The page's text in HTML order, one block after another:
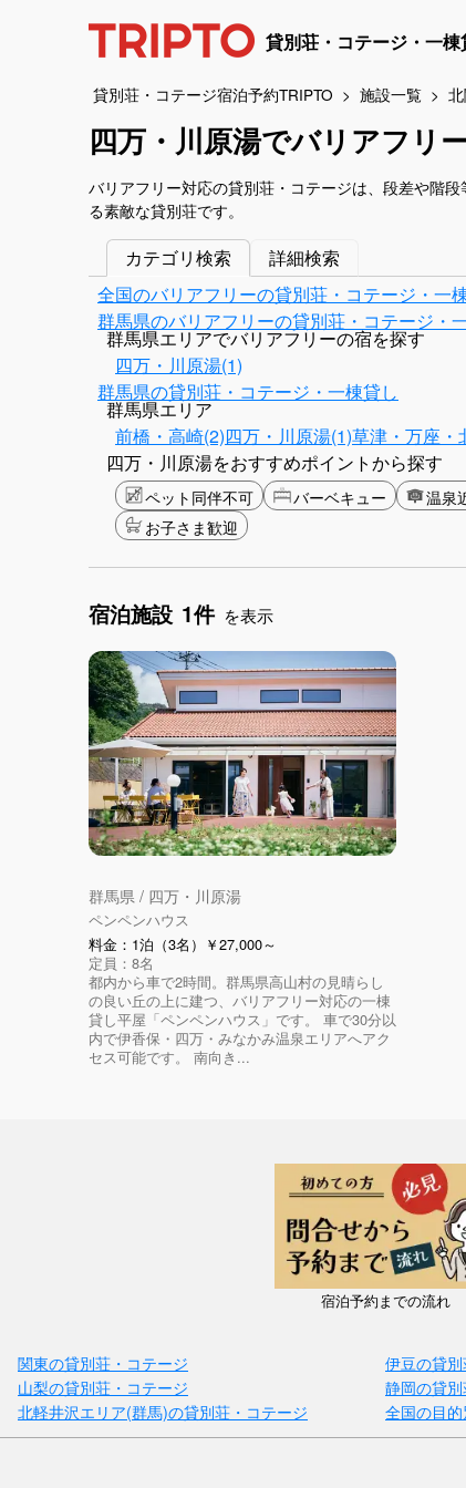
貸別荘・コテージ・一
貸別荘・コテージ宿泊予約TRIPTO 施設一覧
四万・川原湯でバリアフリ
バリアフリー対応の貸別荘・コテージは、段差や階
る素敵な貸別荘です。
カテゴリ検索
詳細検索
全国のバリアフリーの貸別荘・コテージ・一
群馬県のバリアフリーの貸別荘・コテージ・
群馬県エリアでバリアフリーの宿を探す
四万・川原湯(1)
群馬県の貸別荘・コテージ・一棟貸し
群馬県エリア
前橋・高崎(2)四万・川原湯(1)草津・万座・
四万・川原湯をおすすめポイントから探す
ペット同伴不可 バーベキュー 温泉
お子さま歓迎
宿泊施設 1件 を表示
群馬県 / 四万・川原湯
ペンペンハウス
料金：1泊（3名）￥27,000～
定員：8名
都内から車で2時間。群馬県高山村の見晴らし
の良い丘の上に建つ、バリアフリー対応の一棟
貸し平屋「ペンペンハウス」です。 車で30分以
内で伊香保・四万・みなかみ温泉エリアへアク
セス可能です。 南向き...
宿泊予約までの流れ
関東の貸別荘・コテージ 伊豆の貸
山梨の貸別荘・コテージ
静岡の貸
北軽井沢エリア(群馬)の貸別荘・コテージ
全国の目